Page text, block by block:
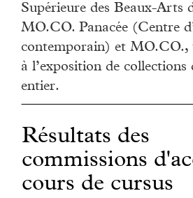
Supérieure des Beaux-Arts
MO.CO. Panacée (Centre
contemporain) et MO.CO.,
à l’exposition de collections
entier.
Résultats des
commissions
cours de cursus